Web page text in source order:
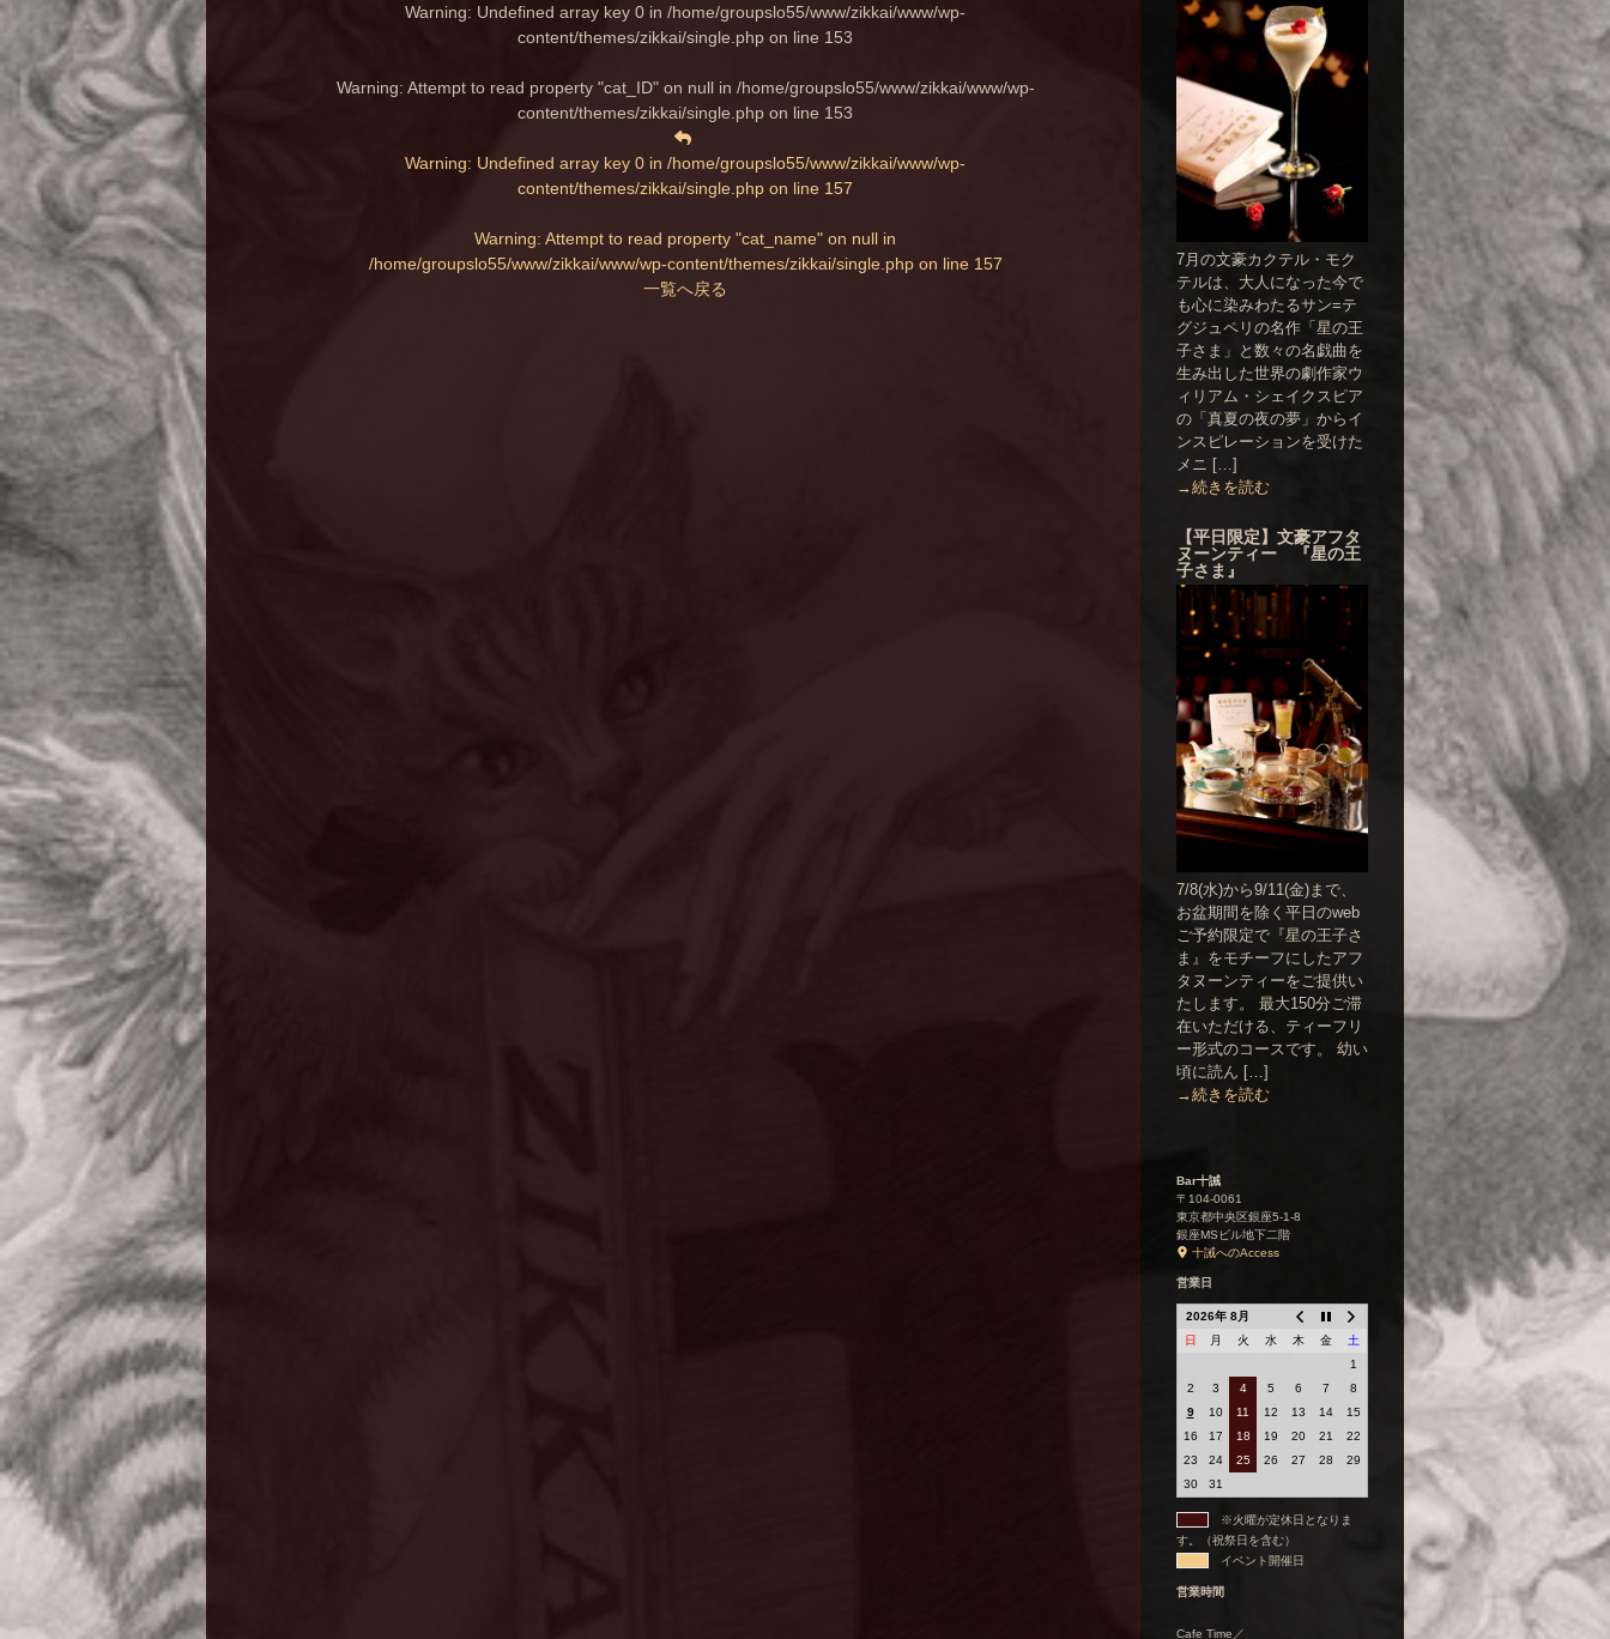
Warning: Undefined array key 0 in /home/groupslo55/www/zikkai/www/wp-
content/themes/zikkai/single.php on line 153
Warning: Attempt to read property "cat_ID" on null in /home/groupslo55/www/zikkai/www/wp-
content/themes/zikkai/single.php on line 153
Warning: Undefined array key 0 in /home/groupslo55/www/zikkai/www/wp-
content/themes/zikkai/single.php on line 157
Warning: Attempt to read property "cat_name" on null in
/home/groupslo55/www/zikkai/www/wp-content/themes/zikkai/single.phpon line 157
一覧へ戻る
7月の文豪カクテル・モク
テルは、大人になった今で
も心に染みわたるサン=テ
グジュペリの名作「星の王
子さま」と数々の名戯曲を
生み出した世界の劇作家ウ
ィリアム・シェイクスピア
の「真夏の夜の夢」からイ
ンスピレーションを受けた
メニ […]
→続きを読む
【平日限定】文豪アフタ
ヌーンティー 『星の王
子さま』
7/8(水)から9/11(金)まで、
お盆期間を除く平日のweb
ご予約限定で『星の王子さ
ま』をモチーフにしたアフ
タヌーンティーをご提供い
たします。 最大150分ご滞
在いただける、ティーフリ
ー形式のコースです。 幼い
頃に読ん […]
→続きを読む
Bar十誡
〒104-0061
東京都中央区銀座5-1-8
銀座MSビル地下二階
十誡へのAccess
営業日
2026年 8月
日
月 火 水 木 金
土
1
2
3 4 5 6 7
8
9
10 11 12 13 14
15
16
17 18 19 20 21
22
23
24 25 26 27 28
29
30
31
※火曜が定休日となりま
す。（祝祭日を含む）
イベント開催日
営業時間
Cafe Time／